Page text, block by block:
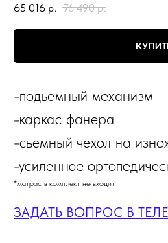
65 016 р. 76 490 р.
-подьемный механизм
-каркас фанера
-сьемный чехол на
-усиленное
*матрас в комплект не входит
ЗАДАТЬ ВОПРОС В